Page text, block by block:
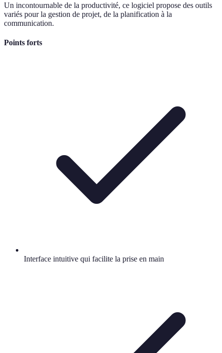
Un incontournable de la productivité, ce logiciel propose des outils
variés pour la gestion de projet, de la planification à la
communication.
Points forts
Interface intuitive qui facilite la prise en main